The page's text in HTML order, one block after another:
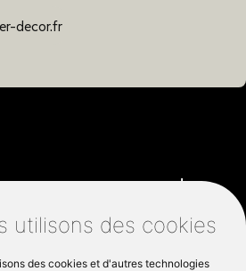
utilisons des cookies
des cookies et d'autres technologies
decor.fr
autour de